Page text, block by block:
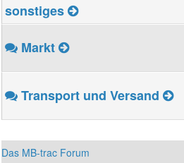
sonstiges
Markt
Transport und Versand
Das MB-trac Forum